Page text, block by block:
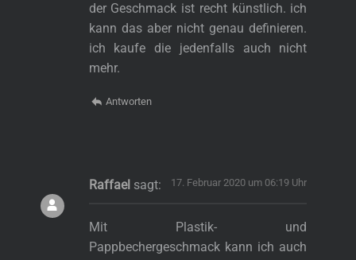
der Geschmack ist recht künstlich. ich
kann das aber nicht genau definieren.
ich kaufe die jedenfalls auch nicht
mehr.
Antworten
Raffael sagt: 17. Februar 2020 um 06:19 Uhr
Mit Plastik- und
Pappbechergeschmack kann ich auch